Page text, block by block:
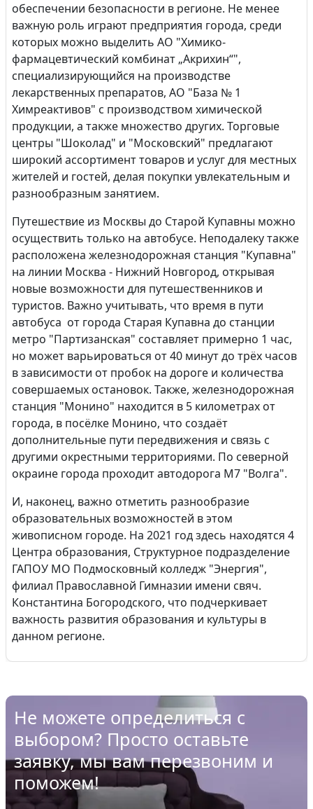
обеспечении безопасности в регионе. Не менее
важную роль играют предприятия города, среди
которых можно выделить АО "Химико-
фармацевтический комбинат „Акрихин“",
специализирующийся на производстве
лекарственных препаратов, АО "База № 1
Химреактивов" с производством химической
продукции, а также множество других. Торговые
центры "Шоколад" и "Московский" предлагают
широкий ассортимент товаров и услуг для местных
жителей и гостей, делая покупки увлекательным и
разнообразным занятием.
Путешествие из Москвы до Старой Купавны можно
осуществить только на автобусе. Неподалеку также
расположена железнодорожная станция "Купавна"
на линии Москва - Нижний Новгород, открывая
новые возможности для путешественников и
туристов. Важно учитывать, что время в пути
автобуса от города Старая Купавна до станции
метро "Партизанская" составляет примерно 1 час,
но может варьироваться от 40 минут до трёх часов
в зависимости от пробок на дороге и количества
совершаемых остановок. Также, железнодорожная
станция "Монино" находится в 5 километрах от
города, в посёлке Монино, что создаёт
дополнительные пути передвижения и связь с
другими окрестными территориями. По северной
окраине города проходит автодорога М7 "Волга".
И, наконец, важно отметить разнообразие
образовательных возможностей в этом
живописном городе. На 2021 год здесь находятся 4
Центра образования, Структурное подразделение
ГАПОУ МО Подмосковный колледж "Энергия",
филиал Православной Гимназии имени свяч.
Константина Богородского, что подчеркивает
важность развития образования и культуры в
данном регионе.
Не можете определиться с
выбором? Просто оставьте
заявку, мы вам перезвоним и
поможем!